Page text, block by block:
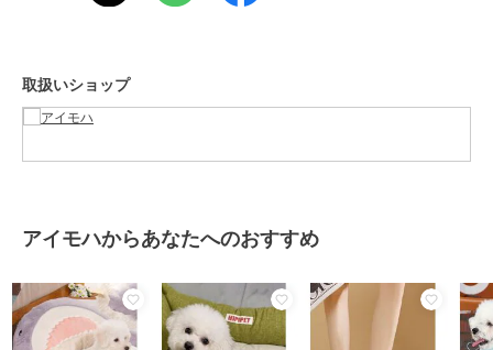
F
原産国 中国
取扱いショップ
アイモハからあなたへのおすすめ